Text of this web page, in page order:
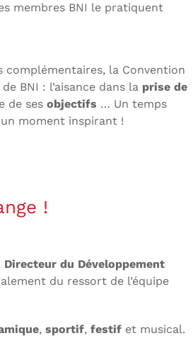
membres BNI le pratiquent
la Convention
de BNI : l’aisance dans la prise de
de ses objectifs … Un temps
moment inspirant !
!
Directeur du Développement
du ressort de l’équipe
, sportif, festifet musical.